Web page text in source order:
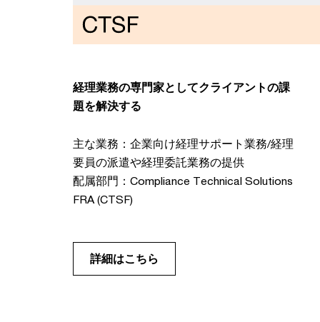
経理業務の専門家としてクライアントの課
題を解決する
主な業務：企業向け経理サポート業務/経理
要員の派遣や経理委託業務の提供
配属部門：Compliance Technical Solutions
FRA (CTSF)
詳細はこちら